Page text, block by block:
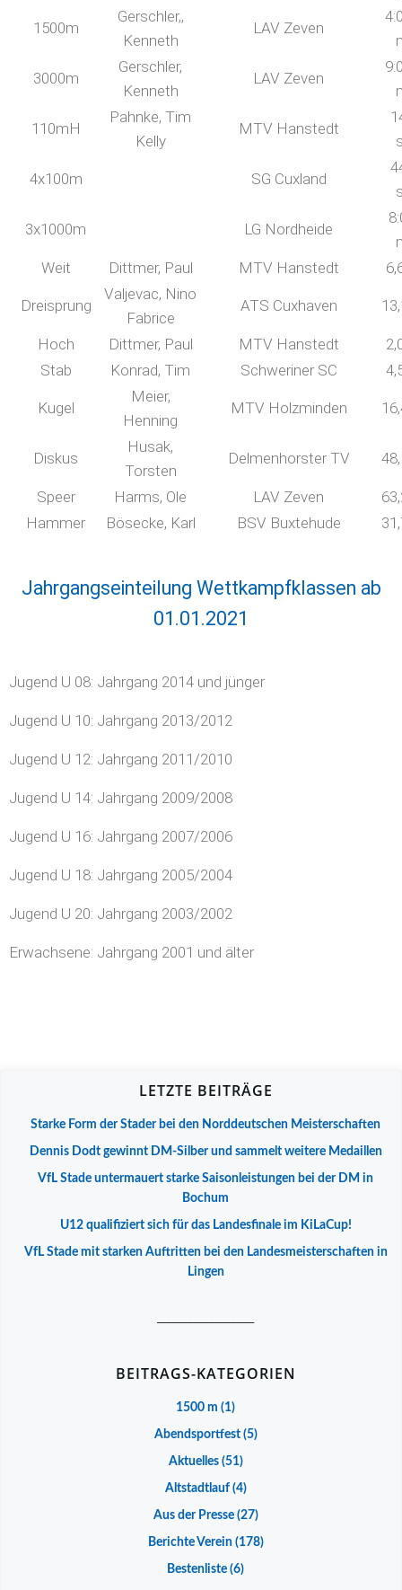
1500m
Gerschler,,
Kenneth
LAV Zeven
3000m
Gerschler,
Kenneth
LAV Zeven
110mH
Pahnke, Tim
Kelly
MTV Hanstedt
4x100m SG Cuxland
3x1000m LG Nordheide
Weit
Dittmer, Paul MTV Hanstedt
Dreisprung
Valjevac, Nino
Fabrice
ATS Cuxhaven
Hoch Dittmer, Paul MTV Hanstedt
Stab
Konrad, Tim Schweriner SC
Kugel
Meier,
Henning
MTV Holzminden
Diskus
Husak,
Torsten
Delmenhorster TV
Speer Harms, Ole LAV Zeven
Hammer
Bösecke, Karl BSV Buxtehude
Jahrgangseinteilung Wettkampfklassen ab
01.01.2021
Jugend U 08: Jahrgang 2014 und jünger
Jugend U 10: Jahrgang 2013/2012
Jugend U 12: Jahrgang 2011/2010
Jugend U 14: Jahrgang 2009/2008
Jugend U 16: Jahrgang 2007/2006
Jugend U 18: Jahrgang 2005/2004
Jugend U 20: Jahrgang 2003/2002
Erwachsene: Jahrgang 2001 und älter
LETZTE BEITRÄGE
Starke Form der Stader bei den Norddeutschen Meisterschaften
Dennis Dodt gewinnt DM-Silber und sammelt weitere Medaillen
VfL Stade untermauert starke Saisonleistungen bei der DM in
Bochum
U12 qualifiziert sich für das Landesfinale im KiLaCup!
VfL Stade mit starken Auftritten bei den Landesmeisterschaften in
Lingen
BEITRAGS-KATEGORIEN
1500 m (1)
Abendsportfest(5)
Aktuelles(51)
Altstadtlauf(4)
Aus der Presse(27)
Berichte Verein(178)
Bestenliste (6)